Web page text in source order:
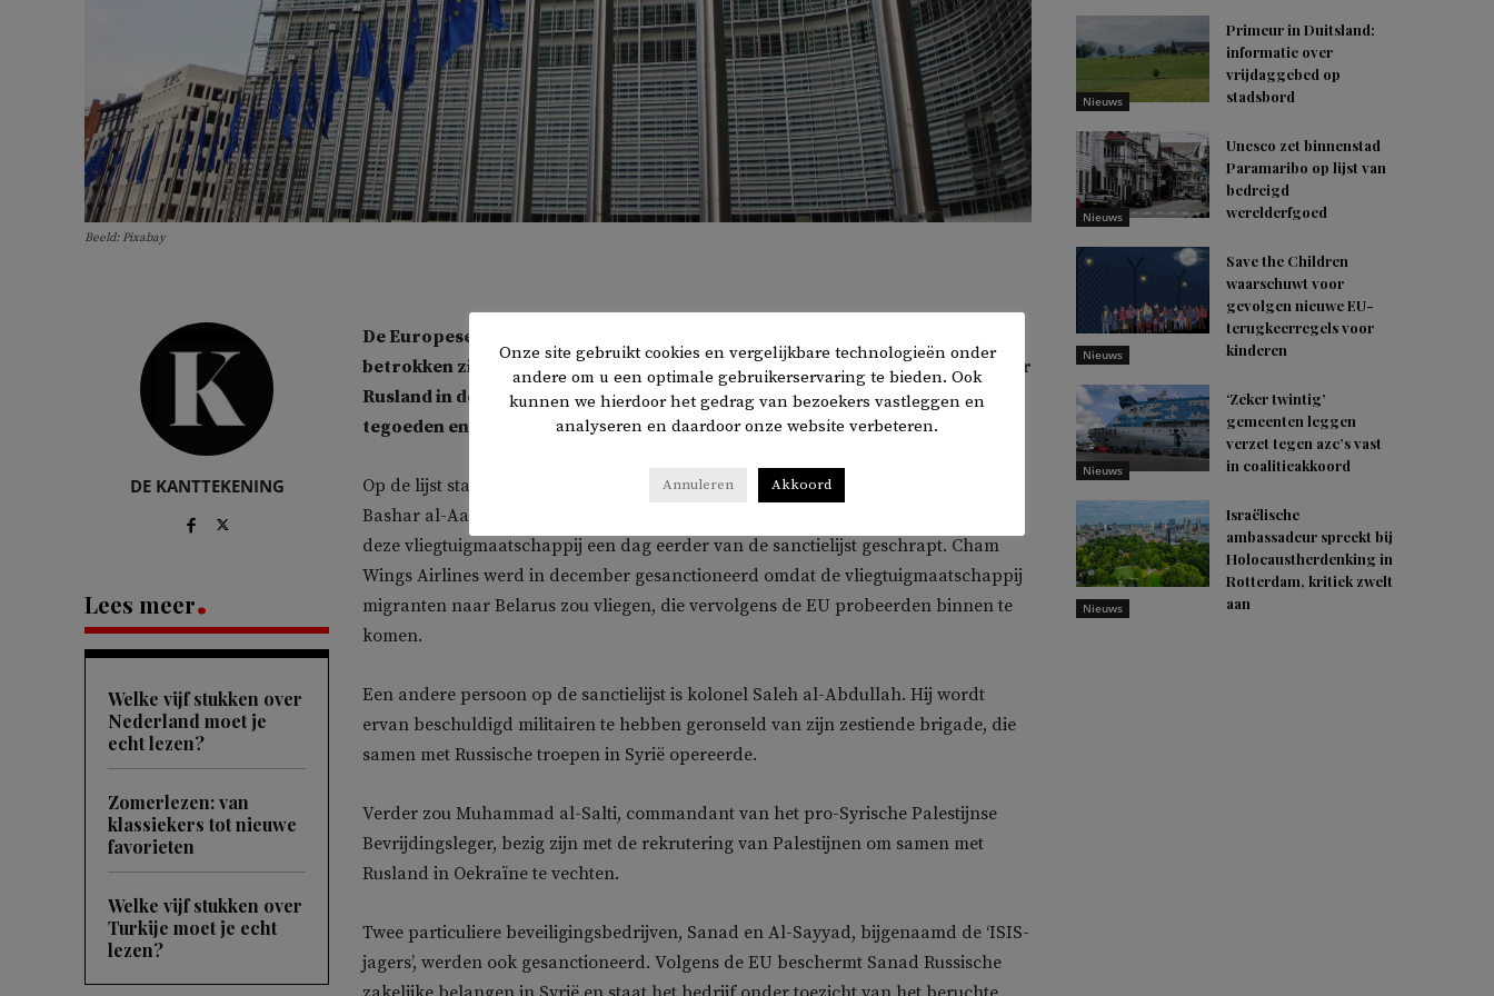
Beeld: Pixabay
DE KANTTEKENING
Lees meer
Welke vijf stukken over
Nederland moet je
echt lezen?
Zomerlezen: van
klassiekers tot nieuwe
favorieten
Welke vijf stukken over
Turkije moet je echt
lezen?
De Europese Unie heeft tien Syriërs op de
betrokken zijn bij het rekruteren van Syrische en Palestijnse huurlingen voor
Rusland in de oorlog in Oekraïne.De sancties omvatten bevriezing van
tegoeden en visumverboden.
Op de lijst staat onder meer Issam Shammout, een vertrouweling van president
Bashar al-Aasad en eigenaar van Cham Wings Airlines. Opmerkelijk genoeg werd
deze vliegtuigmaatschappij een dag eerder van de sanctielijst geschrapt. Cham
Wings Airlines werd in december gesanctioneerd omdat de vliegtuigmaatschappij
migranten naar Belarus zou vliegen, die vervolgens de EU probeerden binnen te
komen.
Een andere persoon op de sanctielijst is kolonel Saleh al-Abdullah. Hij wordt
ervan beschuldigd militairen te hebben geronseld van zijn zestiende brigade, die
samen met Russische troepen in Syrië opereerde.
Verder zou Muhammad al-Salti, commandant van het pro-Syrische Palestijnse
Bevrijdingsleger, bezig zijn met de rekrutering van Palestijnen om samen met
Rusland in Oekraïne te vechten.
Twee particuliere beveiligingsbedrijven, Sanad en Al-Sayyad, bijgenaamd de ‘ISIS-
jagers’, werden ook gesanctioneerd. Volgens de EU beschermt Sanad Russische
Nieuws
Primeur in Duitsland:
informatie over
vrijdaggebed op
stadsbord
Nieuws
Unesco zet binnenstad
Paramaribo op lijst van
bedreigd
werelderfgoed
Nieuws
Save the Children
waarschuwt voor
gevolgen nieuwe EU-
terugkeerregels voor
kinderen
Nieuws
‘Zeker twintig’
gemeenten leggen
verzet tegen azc’s vast
in coalitieakkoord
Nieuws
Israëlische
ambassadeur spreekt bij
Holocaustherdenking in
Rotterdam, kritiek zwelt
aan
Onze site gebruikt cookies en vergelijkbare technologieën onder
andere om u een optimale gebruikerservaring te bieden. Ook
kunnen we hierdoor het gedrag van bezoekers vastleggen en
analyseren en daardoor onze website verbeteren.
Annuleren Akkoord